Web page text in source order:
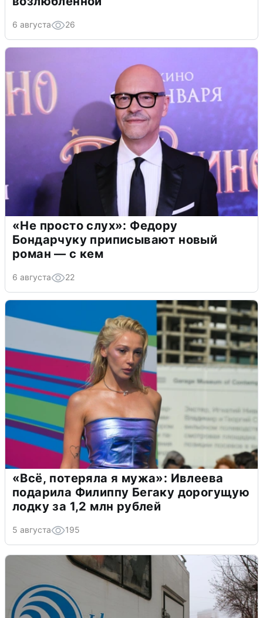
6 августа 26
«Не просто слух»: Федору
Бондарчуку приписывают новый
роман — с кем
6 августа 22
«Всё, потеряла я мужа»: Ивлеева
подарила Филиппу Бегаку дорогущую
лодку за 1,2 млн рублей
5 августа 195